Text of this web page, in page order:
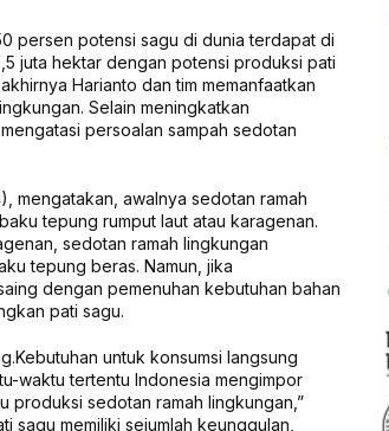
persen potensi sagu di dunia terdapat di
juta hektar dengan potensi produksi pati
Harianto dan tim memanfaatkan
Selain meningkatkan
persoalan sampah sedotan
mengatakan, awalnya sedotan ramah
tepung rumput laut atau karagenan.
sedotan ramah lingkungan
tepung beras. Namun, jika
dengan pemenuhan kebutuhan bahan
pati sagu.
untuk konsumsi langsung
waktu tertentu Indonesia mengimpor
produksi sedotan ramah lingkungan,”
sagu memiliki sejumlah keunggulan,